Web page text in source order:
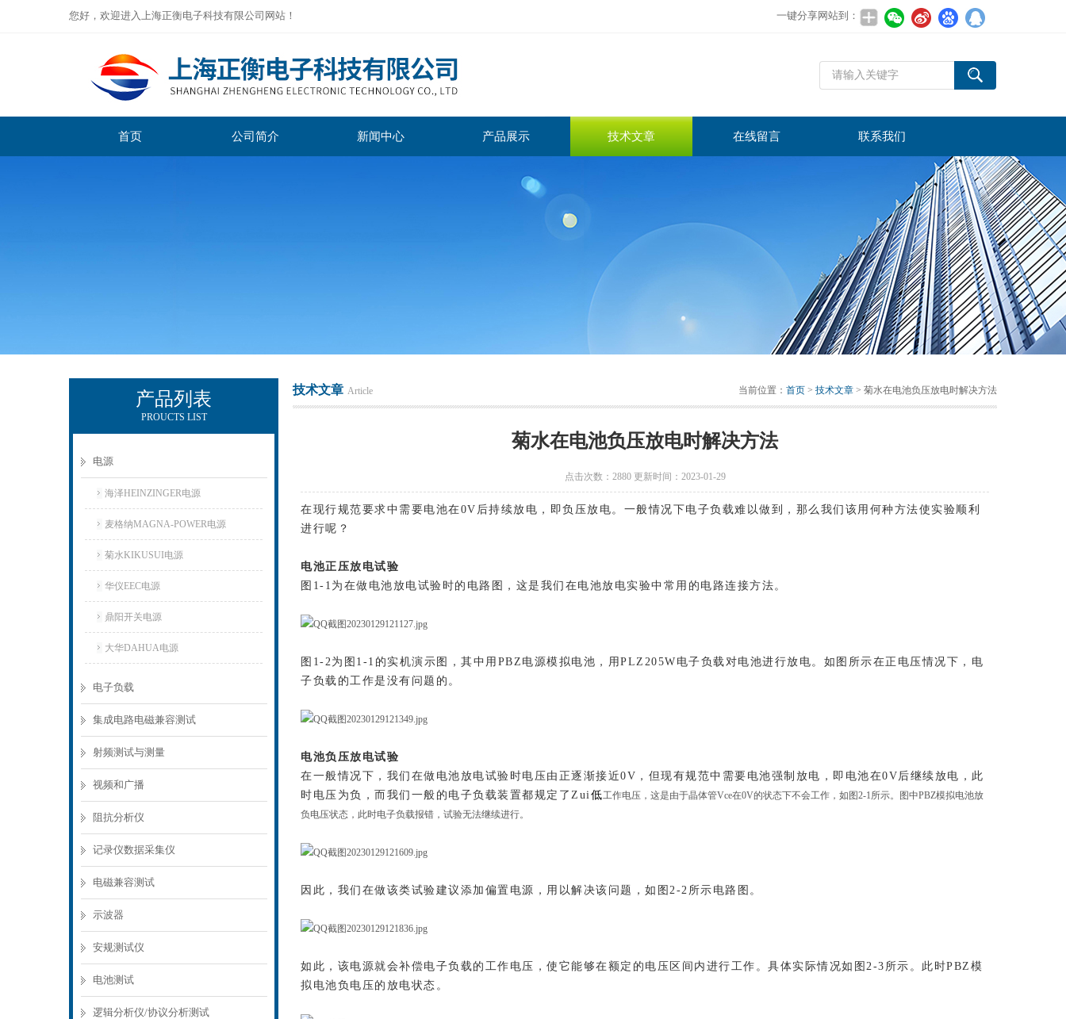
您好，欢迎进入上海正衡电子科技有限公司网站！ 一键分享网站到：
首页 公司简介 新闻中心 产品展示 技术文章 在线留言 联系我们
产品列表
PROUCTS LIST
电源
海泽HEINZINGER电源
麦格纳MAGNA-POWER电源
菊水KIKUSUI电源
华仪EEC电源
鼎阳开关电源
大华DAHUA电源
电子负载
集成电路电磁兼容测试
射频测试与测量
视频和广播
阻抗分析仪
记录仪数据采集仪
电磁兼容测试
示波器
安规测试仪
电池测试
逻辑分析仪/协议分析测试
技术文章 Article 当前位置： 首页 > 技术文章 > 菊水在电池负压放电时解决方法
菊水在电池负压放电时解决方法
点击次数：2880 更新时间：2023-01-29
在现行规范要求中需要电池在0V后持续放电，即负压放电。一般情况下电子负载难以做到，那么我们该用何种方法使实验顺利
进行呢？
电池正压放电试验
图1-1为在做电池放电试验时的电路图，这是我们在电池放电实验中常用的电路连接方法。
图1-2为图1-1的实机演示图，其中用PBZ电源模拟电池，用PLZ205W电子负载对电池进行放电。如图所示在正电压情况下，电
子负载的工作是没有问题的。
电池负压放电试验
在一般情况下，我们在做电池放电试验时电压由正逐渐接近0V，但现有规范中需要电池强制放电，即电池在0V后继续放电，此
时电压为负，而我们一般的电子负载装置都规定了Zui低工作电压，这是由于晶体管Vce在0V的状态下不会工作，如图2-1所示。图中PBZ模拟电池放
负电压状态，此时电子负载报错，试验无法继续进行。
因此，我们在做该类试验建议添加偏置电源，用以解决该问题，如图2-2所示电路图。
如此，该电源就会补偿电子负载的工作电压，使它能够在额定的电压区间内进行工作。具体实际情况如图2-3所示。此时PBZ模
拟电池负电压的放电状态。